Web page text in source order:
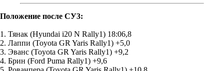
Положение после СУ3:
1. Тянак (Hyundai i20 N Rally1) 18:06,8
2. Лаппи (Toyota GR Yaris Rally1) +5,0
3. Эванс (Toyota GR Yaris Rally1) +9,2
4. Брин (Ford Puma Rally1) +9,6